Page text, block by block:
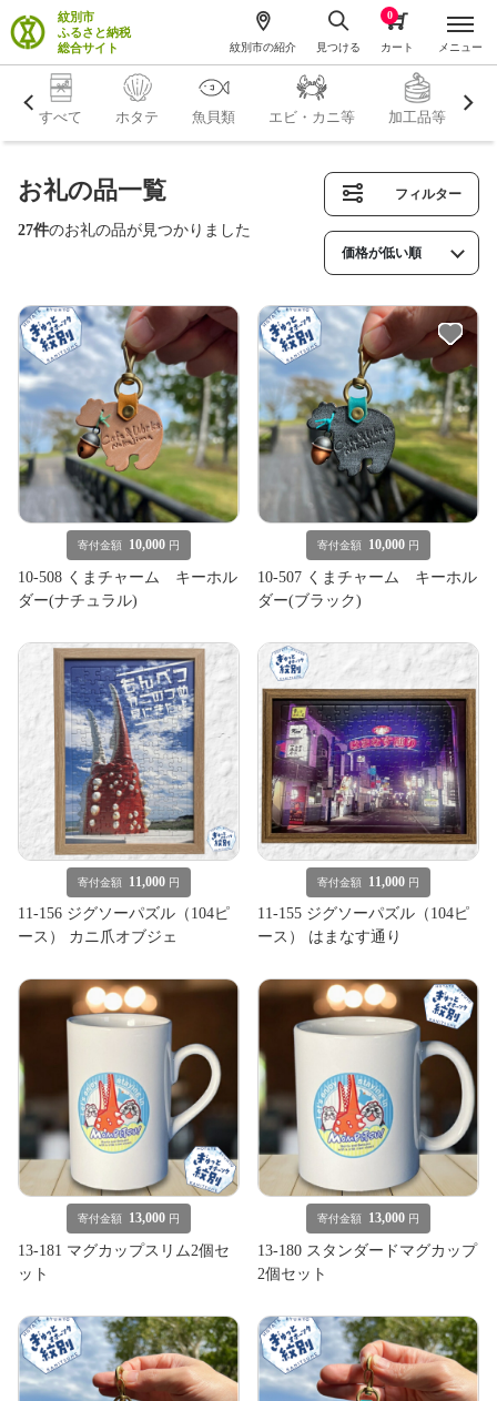
紋別市
ふるさと納税
総合サイト
紋別市の紹介 見つける カート
0
メニュー
すべて ホタテ 魚貝類 エビ・カニ等 加工品等
お礼の品一覧
27件のお礼の品が見つかりました
フィルター
寄付金額 10,000 円
10-508 くまチャーム キーホル
ダー(ナチュラル)
寄付金額 10,000 円
10-507 くまチャーム キーホル
ダー(ブラック)
寄付金額 11,000 円
11-156 ジグソーパズル（104ピ
ース） カニ爪オブジェ
寄付金額 11,000 円
11-155 ジグソーパズル（104ピ
ース） はまなす通り
寄付金額 13,000 円
13-181 マグカップスリム2個セ
ット
寄付金額 13,000 円
13-180 スタンダードマグカップ
2個セット